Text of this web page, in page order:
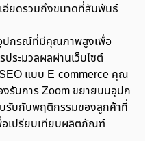
อียดรวมถึงขนาดที่สัมพันธ์
ปกรณ์ที่มีคุณภาพสูงเพื่อ
ประมวลผลผ่านเว็บไซต์
แบบ E-commerce คุณ
รับการ Zoom ขยายบนอุปก
รับกับพฤติกรรมของลูกค้าที่
อเปรียบเทียบผลิตภัณฑ์